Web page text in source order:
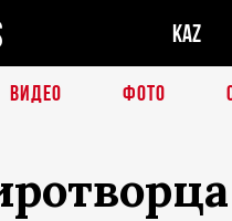
KAZ
ВИДЕО ФОТО